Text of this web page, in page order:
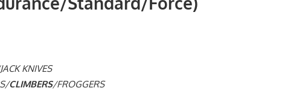
KNIVES
CLIMBERS/FROGGERS